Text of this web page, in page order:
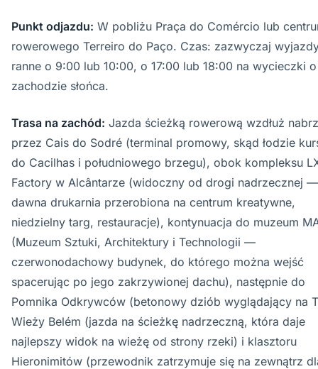
Punkt odjazdu: W pobliżu Praça do Comércio lub
rowerowego Terreiro do Paço. Czas: zazwyczaj
ranne o 9:00 lub 10:00, o 17:00 lub 18:00 na wycieczki o
zachodzie słońca.
Trasa na zachód: Jazda ścieżką rowerową wzdłuż
przez Cais do Sodré (terminal promowy, skąd łodzie
do Cacilhas i południowego brzegu), obok kompleksu
Factory w Alcântarze (widoczny od drogi nadrzecznej —
dawna drukarnia przerobiona na centrum kreatywne,
niedzielny targ, restauracje), kontynuacja do muzeum
(Muzeum Sztuki, Architektury i Technologii —
czerwonodachowy budynek, do którego można wejść
spacerując po jego zakrzywionej dachu), następnie do
Pomnika Odkrywców (betonowy dziób wyglądający na
Wieży Belém (jazda na ścieżkę nadrzeczną, która daje
najlepszy widok na wieżę od strony rzeki) i klasztoru
Hieronimitów (przewodnik zatrzymuje się na zewnątrz